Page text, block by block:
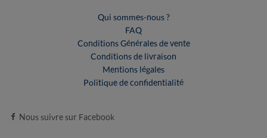
Qui sommes-nous ?
FAQ
Conditions Générales de vente
Conditions de livraison
Mentions légales
Politique de confidentialité
Nous suivre sur Facebook